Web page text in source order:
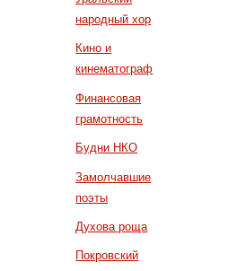
народный хор
Кино и
кинематограф
Финансовая
грамотность
Будни НКО
Замолчавшие
поэты
Духова роща
Покровский